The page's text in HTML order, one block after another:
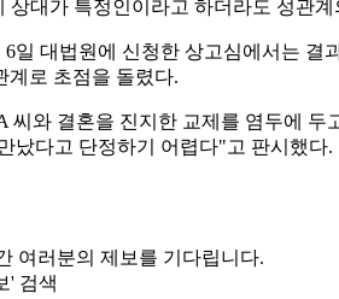
상대가 특정인이라고 하더라도 성관
일 대법원에 신청한 상고심에서는
계로 초점을 돌렸다.
씨와 결혼을 진지한 교제를 염두에
났다고 단정하기 어렵다"고 판시했다.
여러분의 제보를 기다립니다.
' 검색